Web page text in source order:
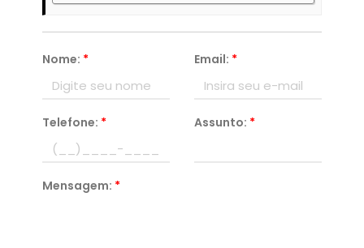
Nome: * Email: *
Telefone: * Assunto: *
Mensagem: *